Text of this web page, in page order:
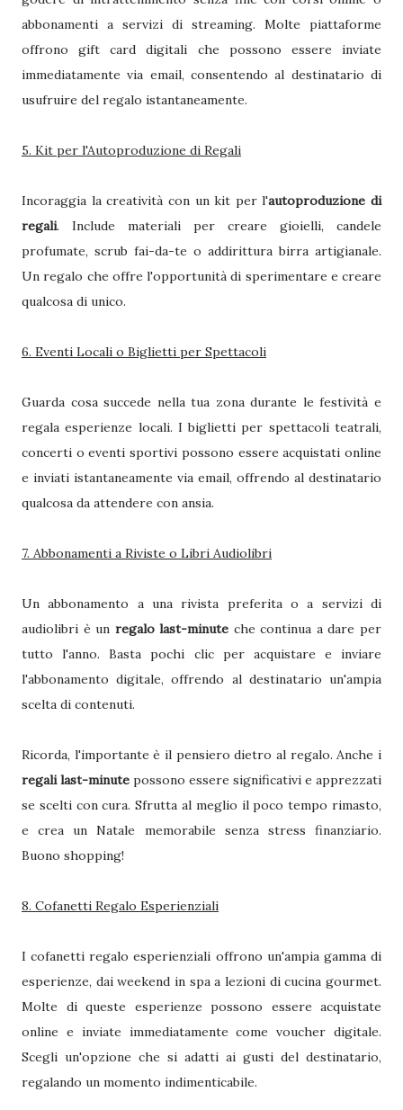
abbonamenti a servizi di streaming. Molte piattaforme
offrono gift card digitali che possono essere inviate
immediatamente via email, consentendo al destinatario di
usufruire del regalo istantaneamente.
5. Kit per l'Autoproduzione di Regali
Incoraggia la creatività con un kit per l'autoproduzione di
regali. Include materiali per creare gioielli, candele
profumate, scrub fai-da-te o addirittura birra artigianale.
Un regalo che offre l'opportunità di sperimentare e creare
qualcosa di unico.
6. Eventi Locali o Biglietti per Spettacoli
Guarda cosa succede nella tua zona durante le festività e
regala esperienze locali. I biglietti per spettacoli teatrali,
concerti o eventi sportivi possono essere acquistati online
e inviati istantaneamente via email, offrendo al destinatario
qualcosa da attendere con ansia.
7. Abbonamenti a Riviste o Libri Audiolibri
Un abbonamento a una rivista preferita o a servizi di
audiolibri è un regalo last-minute che continua a dare per
tutto l'anno. Basta pochi clic per acquistare e inviare
l'abbonamento digitale, offrendo al destinatario un'ampia
scelta di contenuti.
Ricorda, l'importante è il pensiero dietro al regalo. Anche i
regali last-minute possono essere significativi e apprezzati
se scelti con cura. Sfrutta al meglio il poco tempo rimasto,
e crea un Natale memorabile senza stress finanziario.
Buono shopping!
8. Cofanetti Regalo Esperienziali
I cofanetti regalo esperienziali offrono un'ampia gamma di
esperienze, dai weekend in spa a lezioni di cucina gourmet.
Molte di queste esperienze possono essere acquistate
online e inviate immediatamente come voucher digitale.
Scegli un'opzione che si adatti ai gusti del destinatario,
regalando un momento indimenticabile.